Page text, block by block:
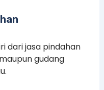
dari jasa pindahan
gudang